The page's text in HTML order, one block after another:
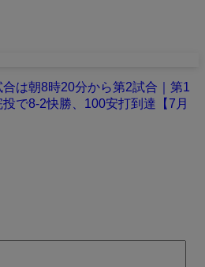
は朝8時20分から第2試合｜第1
で8-2快勝、100安打到達【7月